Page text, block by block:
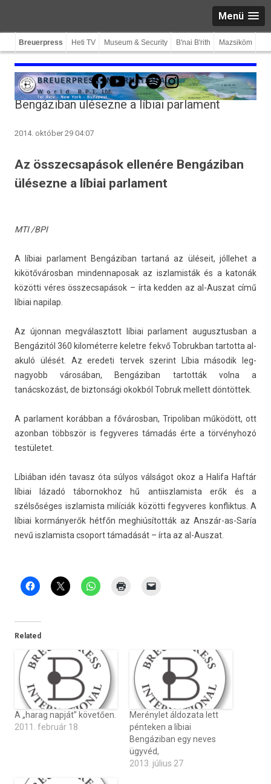
Menü
Breuerpress Heti TV Museum & Security B'nai B'rith Mazsiköm
Facebook
YouTube
TikTokSpotifyInstagram
Bengáziban ülésezne a líbiai parlament
2014. október 29 04:07
Az összecsapások ellenére Bengáziban
ülésezne a líbiai parlament
MTI /BPI
A líbiai par­la­ment Bengáziban tar­taná az üléseit, jól­lehet a
kikötőváros­ban min­dennaposak az iszlamis­ták és a katonák
közötti véres összec­sapások – írta kedd­en az al-Auszat című
líbiai napilap.
Az újon­nan meg­választott líbiai par­la­ment augusztus­ban a
Bengázitól 360 kilométerre kelet­re fekvő Tob­rukban tar­totta al­
akuló ülését. Az eredeti ter­vek szerint Líbia második leg­
nagyobb városában, Bengáziban tar­tották volna a
tanácskozást, de bi­zton­sági okokból Tob­ruk mel­lett döntöttek.
A par­la­ment korábban a főváros­ban, Tri­poliban működött, ott
azon­ban többször is fegyveres támadás érte a törvényhozó
testületet.
Líbiában idén tavasz óta súlyos válságot okoz a Halifa Haftár
líbiai lázadó tábor­nokhoz hű anti­iszlamis­ta erők és a
szélsőséges iszlamis­ta milíciák közötti fegyveres konflik­tus. A
líbiai kormányerők hétfőn meghiúsították az Anszár-as-Saría
nevű iszlamis­ta csoport támadását – írta az al-Auszat.
Related
A „harag napját” követően.
2011. február 18
Merénylet áldozata lett
pénteken a líbiai
Bengáziban egy neves
ügyvéd,
2013. július 27